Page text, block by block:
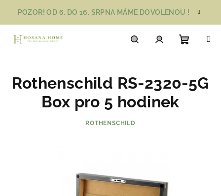
obsah
POZOR! OD 6. DO 16. SRPNA MÁME DOVOLENOU !
košík
Rothenschild RS-2320-5G
Box pro 5 hodinek
ROTHENSCHILD